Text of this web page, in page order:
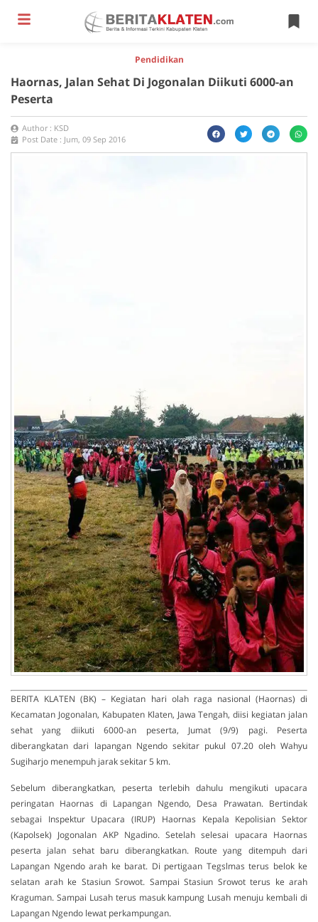
Pendidikan
Haornas, Jalan Sehat Di Jogonalan Diikuti 6000-an
Peserta
Author : KSD
Post Date : Jum, 09 Sep 2016
BERITA KLATEN (BK) – Kegiatan hari olah raga nasional (Haornas) di
Kecamatan Jogonalan, Kabupaten Klaten, Jawa Tengah, diisi kegiatan jalan
sehat yang diikuti 6000-an peserta, Jumat (9/9) pagi. Peserta
diberangkatan dari lapangan Ngendo sekitar pukul 07.20 oleh Wahyu
Sugiharjo menempuh jarak sekitar 5 km.
Sebelum diberangkatkan, peserta terlebih dahulu mengikuti upacara
peringatan Haornas di Lapangan Ngendo, Desa Prawatan. Bertindak
sebagai Inspektur Upacara (IRUP) Haornas Kepala Kepolisian Sektor
(Kapolsek) Jogonalan AKP Ngadino. Setelah selesai upacara Haornas
peserta jalan sehat baru diberangkatkan. Route yang ditempuh dari
Lapangan Ngendo arah ke barat. Di pertigaan Tegslmas terus belok ke
selatan arah ke Stasiun Srowot. Sampai Stasiun Srowot terus ke arah
Kraguman. Sampai Lusah terus masuk kampung Lusah menuju kembali di
Lapangan Ngendo lewat perkampungan.